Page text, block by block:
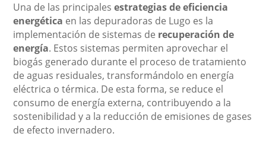
Una de las principalesestrategias de eficiencia
energética en las depuradoras de Lugo es la
implementación de sistemas de recuperación de
energía. Estos sistemas permiten aprovechar el
biogás generado durante el proceso de tratamiento
de aguas residuales, transformándolo en energía
eléctrica o térmica. De esta forma, se reduce el
consumo de energía externa, contribuyendo a la
sostenibilidad y a la reducción de emisiones de gases
de efecto invernadero.